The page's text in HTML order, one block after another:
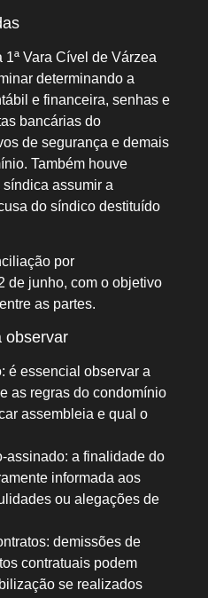
Vara Cível de Várzea
determinando a
e financeira, senhas e
bancárias do
de segurança e demais
Também houve
assumir a
do síndico destituído
por
de junho, com o objetivo
as partes.
observar
é essencial observar a
as regras do condomínio
assembleia e qual o
a finalidade do
informada aos
ou alegações de
demissões de
contratuais podem
se realizados